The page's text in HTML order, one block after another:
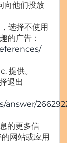
向他们投放
选择不使用
的广告：
提供。
退出
answer/
的更多信
网站或应用